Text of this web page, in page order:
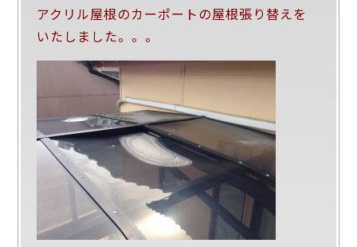
アクリル屋根のカーポートの屋根張り替えを
いたしました。。。